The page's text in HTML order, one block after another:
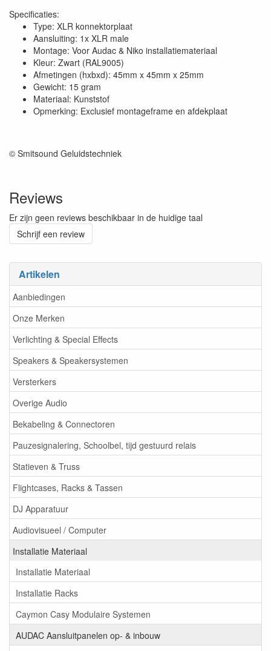
Artikelen
Aanbiedingen
Onze Merken
Verlichting & Special Effects
Speakers & Speakersystemen
Versterkers
Overige Audio
Bekabeling & Connectoren
Pauzesignalering, Schoolbel, tijd gestuurd relais
Statieven & Truss
Flightcases, Racks & Tassen
DJ Apparatuur
Audiovisueel / Computer
Installatie Materiaal
Installatie Materiaal
Installatie Racks
Caymon Casy Modulaire Systemen
AUDAC Aansluitpanelen op- & inbouw
Specificaties:
Type: XLR konnektorplaat
Aansluiting: 1x XLR male
Montage: Voor Audac & Niko installatiemateriaal
Kleur: Zwart (RAL9005)
Afmetingen (hxbxd): 45mm x 45mm x 25mm
Gewicht: 15 gram
Materiaal: Kunststof
Opmerking: Exclusief montageframe en afdekplaat
© Smitsound Geluidstechniek
Reviews
Er zijn geen reviews beschikbaar in de huidige taal
Schrijf een review